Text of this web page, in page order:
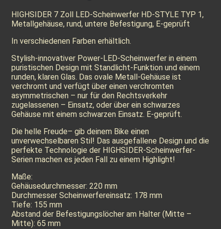
HIGHSIDER 7 Zoll LED-Scheinwerfer HD-STYLE TYP 1,
Metallgehäuse, rund, untere Befestigung, E-geprüft
In verschiedenen Farben erhältlich.
Stylish-innovativer Power-LED-Scheinwerfer in einem
puristischen Design mit Standlicht-Funktion und einem
runden, klaren Glas. Das ovale Metall-Gehäuse ist
verchromt und verfügt über einen verchromten
asymmetrischen – nur für den Rechtsverkehr
zugelassenen – Einsatz, oder über ein schwarzes
Gehäuse mit einem schwarzen Einsatz. E-geprüft.
Die helle Freude– gib deinem Bike einen
unverwechselbaren Stil! Das ausgefallene Design und die
perfekte Technologie der HIGHSIDER-Scheinwerfer-
Serien machen es jeden Fall zu einem Highlight!
Maße:
Gehäusedurchmesser: 220 mm
Durchmesser Scheinwerfereinsatz: 178 mm
Tiefe: 155 mm
Abstand der Befestigungslöcher am Halter (Mitte –
Mitte): 65 mm